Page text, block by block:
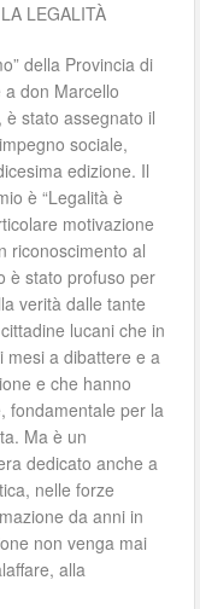
LEGALITÀ
della Provincia di
don Marcello
è stato assegnato il
sociale,
edizione. Il
è “Legalità è
motivazione
riconoscimento al
è stato profuso per
verità dalle tante
lucani che in
mesi a dibattere e a
e che hanno
fondamentale per la
Ma è un
dedicato anche a
nelle forze
da anni in
non venga mai
alla